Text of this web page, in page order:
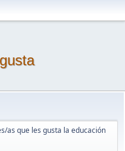
as que les gusta la educación